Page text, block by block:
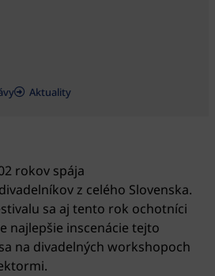
Aktuality
rokov spája
z celého Slovenska.
sa aj tento rok ochotníci
najlepšie inscenácie tejto
na divadelných workshopoch